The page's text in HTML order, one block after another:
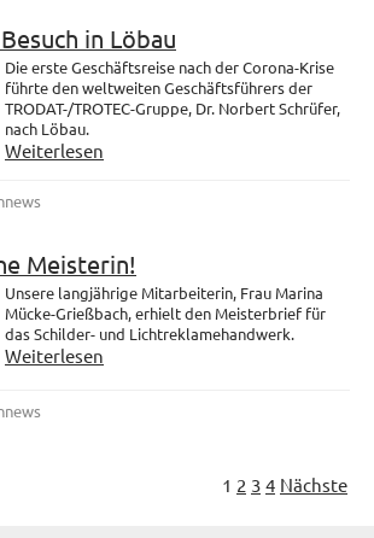
in Löbau
Die erste Geschäftsreise nach der Corona-Krise
führte den weltweiten Geschäftsführers der
TRODAT-/TROTEC-Gruppe, Dr. Norbert Schrüfer,
nach Löbau.
Weiterlesen
Meisterin!
Unsere langjährige Mitarbeiterin, Frau Marina
Mücke-Grießbach, erhielt den Meisterbrief für
das Schilder- und Lichtreklamehandwerk.
Weiterlesen
1 2 3 4 Nächste